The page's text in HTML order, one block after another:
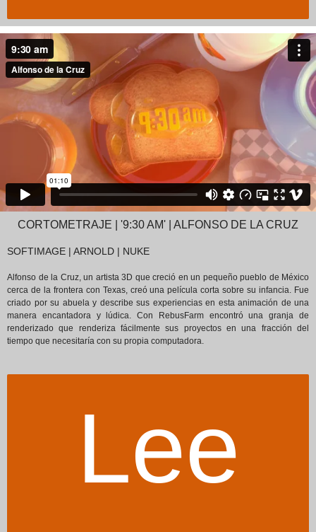
CORTOMETRAJE | '9:30 AM' | ALFONSO DE LA CRUZ
SOFTIMAGE | ARNOLD | NUKE
Alfonso de la Cruz, un artista 3D que creció en un pequeño pueblo de México
cerca de la frontera con Texas, creó una película corta sobre su infancia. Fue
criado por su abuela y describe sus experiencias en esta animación de una
manera encantadora y lúdica. Con RebusFarm encontró una granja de
renderizado que renderiza fácilmente sus proyectos en una fracción del
tiempo que necesitaría con su propia computadora.
Lee